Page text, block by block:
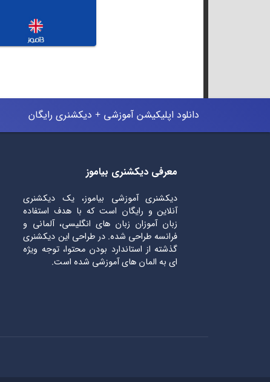
دانلود اپلیکیشن آموزشی + دیکشنری رایگان
معرفی دیکشنری بیاموز
دیکشنری آموزشی بیاموز، یک دیکشنری
آنلاین و رایگان است که با هدف استفاده
زبان آموزان زبان های انگلیسی، آلمانی و
فرانسه طراحی شده. در طراحی این دیکشنری
گذشته از استاندارد بودن محتوا، توجه ویژه
ای به المان های آموزشی شده است.